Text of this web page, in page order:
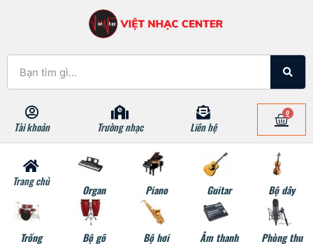
Tài khoản Trường nhạc Liên hệ
0
Trang chủ
Organ Piano Guitar Bộ dây
Trống Bộ gõ Bộ hơi Âm thanh Phòng thu